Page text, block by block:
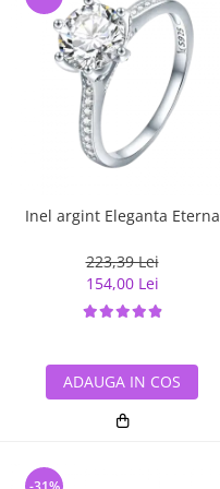
Inel argint Eleganta Eterna
223,39 Lei
154,00 Lei
ADAUGA IN COS